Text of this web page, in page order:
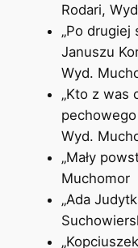
Rodari,
„Po
Januszu
Wyd.
„Kto z was
pechowego
Wyd.
„Mały
Muchomor
„Ada